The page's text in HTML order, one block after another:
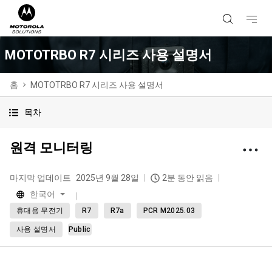
MOTOTRBO R7 시리즈 사용 설명서
홈 MOTOTRBO R7 시리즈 사용 설명서
목차
원격 모니터링
마지막 업데이트 2025년 9월 28일
2분 동안 읽음
한국어
휴대용 무전기 R7 R7a PCR M2025.03
사용 설명서 Public